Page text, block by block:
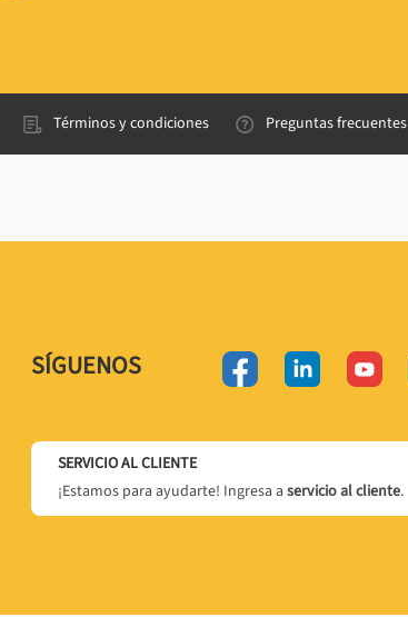
Términos y condiciones Preguntas frecuentes
SÍGUENOS
SERVICIO AL CLIENTE
¡Estamos para ayudarte! Ingresa a servicio al cliente.